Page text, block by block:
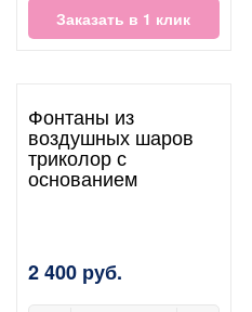
Заказать в 1 клик
Фонтаны из
воздушных шаров
триколор с
основанием
2 400 руб.